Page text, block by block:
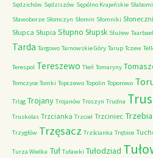
Sędzichów Sędziszów Sępólno Krajeńskie
Sławoborze Słomczyn Słomin Słomniki
Słupca Słupia Słupno Słupsk Służew
Tarda Targowo Tarnowskie Góry Tarup Tczew
Terespol Tereszewo Tleń Tomaryny
Tomczyce Tomki Topczewo Topolin Toporowo
Trląg Trojany Trojanów Troszyn Trudna
Truskolas Trzcianka Trzciel Trzciniec
Trzygłów Trzęsacz Trzścianka Trębice
Turza Wielka Tuł Tuławki Tułodziad